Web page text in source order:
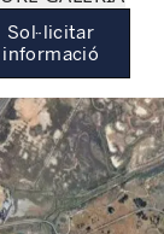
Sol·licitar
informació